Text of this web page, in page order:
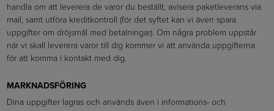
handla om att leverera de varor du beställt, avisera paketleverans via
mail, samt utföra kreditkontroll (för det syftet kan vi även spara
uppgifter om dröjsmål med betalningar). Om några problem uppstår
när vi skall leverera varor till dig kommer vi att använda uppgifterna
för att komma i kontakt med dig.
MARKNADSFÖRING
Dina uppgifter lagras och används även i informations- och